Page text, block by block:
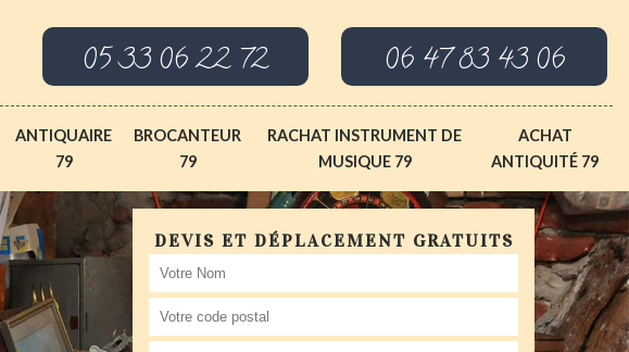
05 33 06 22 72 06 47 83 43 06
ANTIQUAIRE
79
BROCANTEUR
79
RACHAT INSTRUMENT DE
MUSIQUE 79
ACHAT
ANTIQUITÉ 79
DEVIS ET DÉPLACEMENT GRATUITS